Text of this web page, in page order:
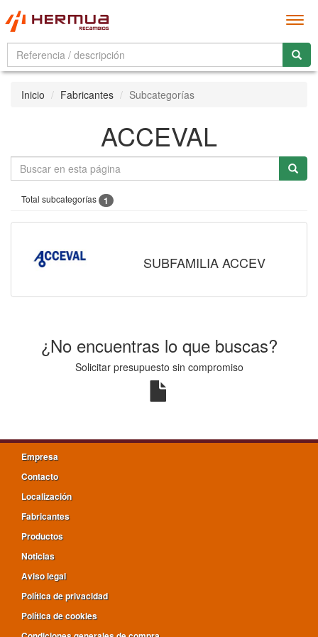
Inicio Fabricantes Subcategorías
ACCEVAL
Total subcategorías 1
SUBFAMILIA ACCEV
¿No encuentras lo que buscas?
Solicitar presupuesto sin compromiso
Empresa
Contacto
Localización
Fabricantes
Productos
Noticias
Aviso legal
Política de privacidad
Política de cookies